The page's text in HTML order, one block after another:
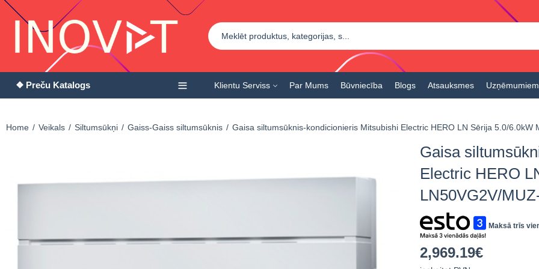
❖ Preču Katalogs Klientu Serviss Par Mums Būvniecība Blogs Atsauksmes Uzņēmumiem
Home Veikals Siltumsūkņi Gaiss-Gaiss siltumsūknis Gaisa siltumsūknis-kondicionieris Mitsubishi Electric HERO LN Sērija 5.0/6.0kW
Gaisa
Electric HERO
LN50VG2V/
Maksā trīs
2,969.19€